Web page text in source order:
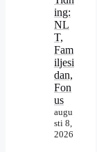
ing:
NL
T,
Fam
iljesi
dan,
Fon
us
augu
sti 8,
2026